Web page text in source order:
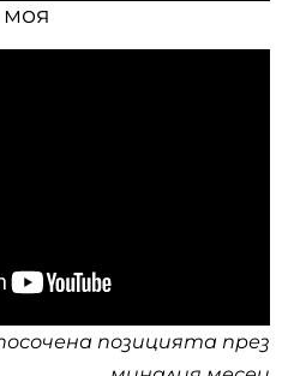
моя
позицията през